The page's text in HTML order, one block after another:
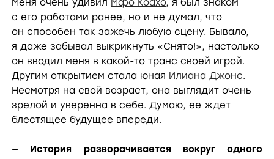
с его работами ранее, но и не думал, что
он способен так зажечь любую сцену. Бывало,
я даже забывал выкрикнуть «Снято!», настолько
он вводил меня в какой-то транс своей игрой.
Другим открытием стала юная Илиана Джонс.
Несмотря на свой возраст, она выглядит очень
зрелой и уверенна в себе. Думаю, ее ждет
блестящее будущее впереди.
— История разворачивается вокруг одного